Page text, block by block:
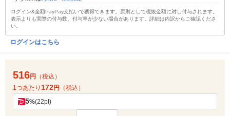
ログイン&全額PayPay支払いで獲得できます。原則として税抜金額に対し付与されます。
表示よりも実際の付与数、付与率が少ない場合があります。詳細は内訳からご確認くださ
い。
ログインはこちら
516円
（税込）
1つあたり 172円 （税込）
5%(22pt)